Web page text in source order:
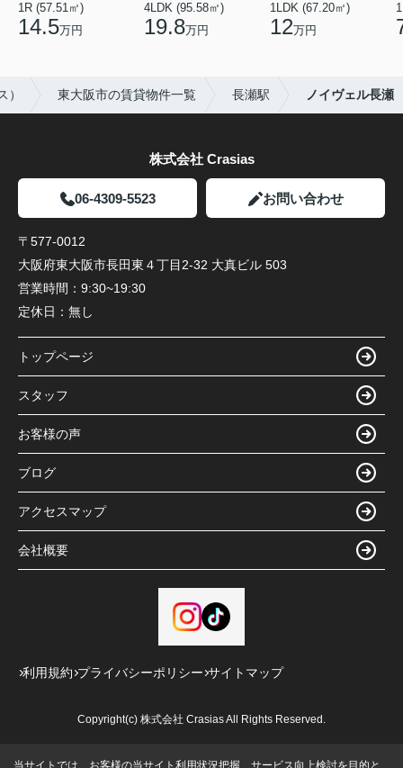
1R (57.51㎡)
14.5万円
4LDK (95.58㎡)
19.8万円
1LDK (67.20㎡)
12万円
東大阪市の賃貸物件一覧 長瀬駅 ノイヴェル長瀬
株式会社 Crasias
06-4309-5523 お問い合わせ
〒577-0012
大阪府東大阪市長田東４丁目2-32 大真ビル 503
営業時間： 9:30~19:30
定休日： 無し
トップページ
スタッフ
お客様の声
ブログ
アクセスマップ
会社概要
利用規約 プライバシーポリシー サイトマップ
Copyright(c) 株式会社 Crasias All Rights Reserved.
当サイトでは、お客様の当サイト利用状況把握、サービス向上検討を目的と